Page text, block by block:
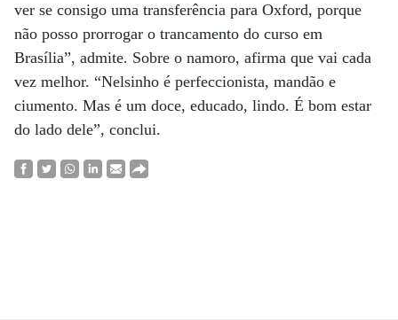
ver se consigo uma transferência para Oxford, porque
não posso prorrogar o trancamento do curso em
Brasília”, admite. Sobre o namoro, afirma que vai cada
vez melhor. “Nelsinho é perfeccionista, mandão e
ciumento. Mas é um doce, educado, lindo. É bom estar
do lado dele”, conclui.